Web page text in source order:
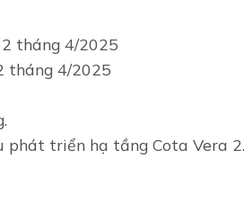
tháng 4/2025
phát triển hạ tầng Cota Vera 2.